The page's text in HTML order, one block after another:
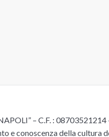
– C.F. :
e conoscenza della